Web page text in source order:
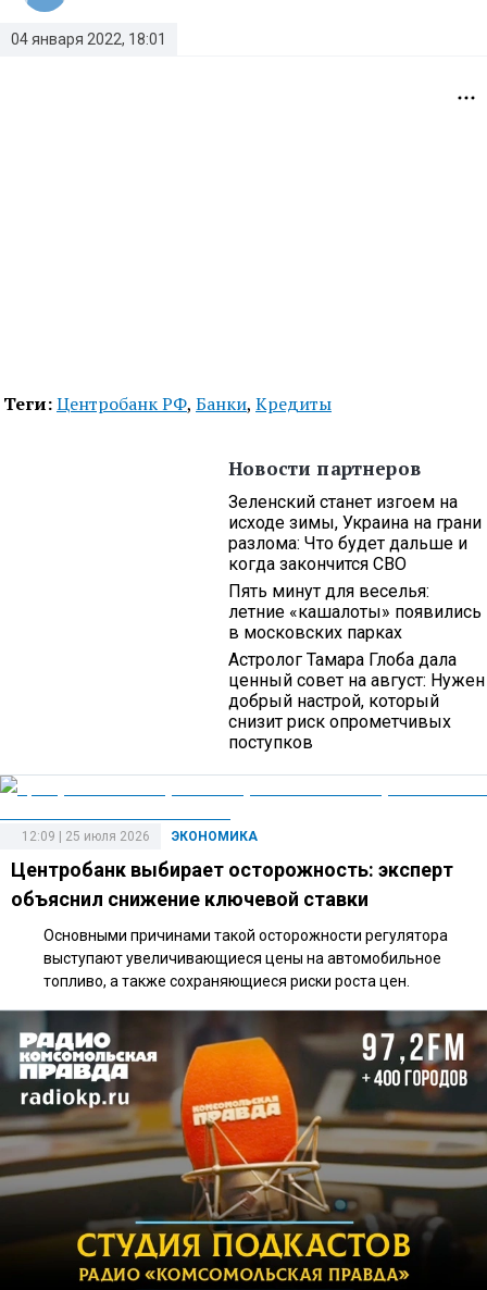
04 января 2022, 18:01
Теги:Центробанк РФ, Банки, Кредиты
Новости партнеров
Зеленский станет изгоем на
исходе зимы, Украина на грани
разлома: Что будет дальше и
когда закончится СВО
Пять минут для веселья:
летние «кашалоты» появились
в московских парках
Астролог Тамара Глоба дала
ценный совет на август: Нужен
добрый настрой, который
снизит риск опрометчивых
поступков
ЭКОНОМИКА
12:09 | 25 июля 2026
Центробанк выбирает осторожность: эксперт
объяснил снижение ключевой ставки
Основными причинами такой осторожности регулятора
выступают увеличивающиеся цены на автомобильное
топливо, а также сохраняющиеся риски роста цен.